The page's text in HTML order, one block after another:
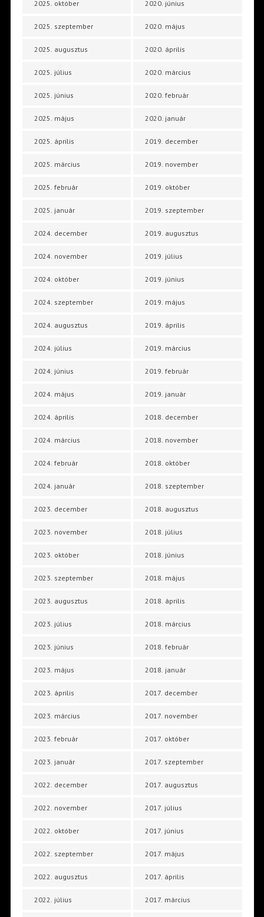
2025. október
2025. szeptember
2025. augusztus
2025. július
2025. június
2025. május
2025. április
2025. március
2025. február
2025. január
2024. december
2024. november
2024. október
2024. szeptember
2024. augusztus
2024. július
2024. június
2024. május
2024. április
2024. március
2024. február
2024. január
2023. december
2023. november
2023. október
2023. szeptember
2023. augusztus
2023. július
2023. június
2023. május
2023. április
2023. március
2023. február
2023. január
2022. december
2022. november
2022. október
2022. szeptember
2022. augusztus
2022. július
2020. június
2020. május
2020. április
2020. március
2020. február
2020. január
2019. december
2019. november
2019. október
2019. szeptember
2019. augusztus
2019. július
2019. június
2019. május
2019. április
2019. március
2019. február
2019. január
2018. december
2018. november
2018. október
2018. szeptember
2018. augusztus
2018. július
2018. június
2018. május
2018. április
2018. március
2018. február
2018. január
2017. december
2017. november
2017. október
2017. szeptember
2017. augusztus
2017. július
2017. június
2017. május
2017. április
2017. március